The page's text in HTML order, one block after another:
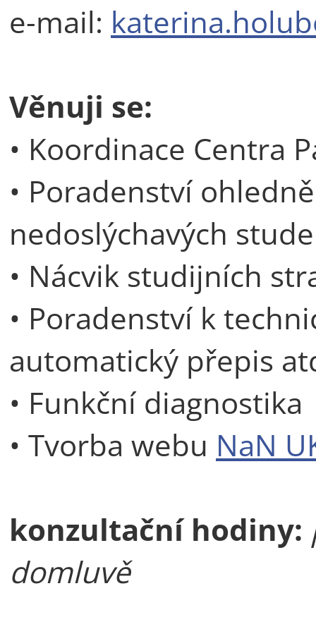
e-mail:
Věnuji se:
• Koordinace Centra
• Poradenství
nedoslýchavých
• Nácvik studijních
• Poradenství k
automatický přepis
• Funkční diagnostika
• Tvorba webu NaN
konzultační hodiny:
domluvě